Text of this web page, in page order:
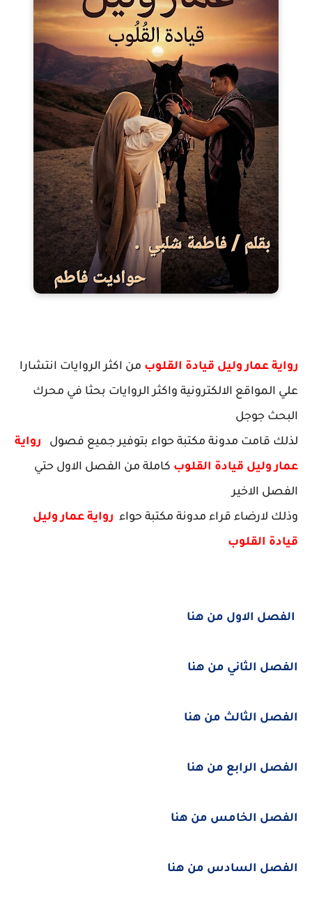
رواية عمار وليل قيادة القلوب من اكثر الروايات انتشارا
علي المواقع الالكترونية واكثر الروايات بحثا في محرك
البحث جوجل
لذلك قامت مدونة مكتبة حواء بتوفير جميع فصول رواية
عمار وليل قيادة القلوب كاملة من الفصل الاول حتي
الفصل الاخير
وذلك لارضاء قراء مدونة مكتبة حواء رواية عمار وليل
قيادة القلوب
الفصل الاول من هنا
الفصل الثاني من هنا
الفصل الثالث من هنا
الفصل الرابع من هنا
الفصل الخامس من هنا
الفصل السادس من هنا